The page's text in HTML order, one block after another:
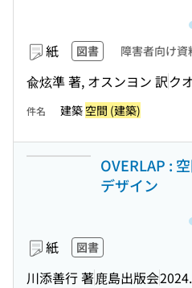
紙 図書 障害者向け資
兪炫準 著, オスンヨン 訳ク
件名 建築 空間 (建築)
OVERLAP :
デザイン
紙 図書
川添善行 著鹿島出版会